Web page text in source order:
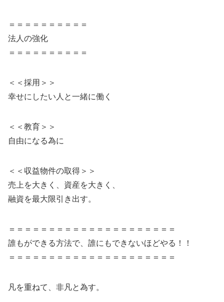
＝＝＝＝＝＝＝＝＝＝
法人の強化
＝＝＝＝＝＝＝＝＝＝
＜＜採用＞＞
幸せにしたい人と一緒に働く
＜＜教育＞＞
自由になる為に
＜＜収益物件の取得＞＞
売上を大きく、資産を大きく、
融資を最大限引き出す。
＝＝＝＝＝＝＝＝＝＝＝＝＝＝＝＝＝＝＝＝＝
誰もができる方法で、誰にもできないほどやる！！
＝＝＝＝＝＝＝＝＝＝＝＝＝＝＝＝＝＝＝＝＝
凡を重ねて、非凡と為す。